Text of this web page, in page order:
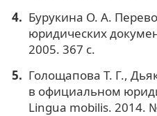
Бурукина О. А.
юридических
2005. 367 с.
Голощапова Т. Г.,
в официальном
Lingua mobilis. 2014.